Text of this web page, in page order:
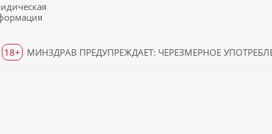
18+ МИНЗДРАВ ПРЕДУПРЕЖДАЕТ: ЧЕРЕЗМЕРНОЕ